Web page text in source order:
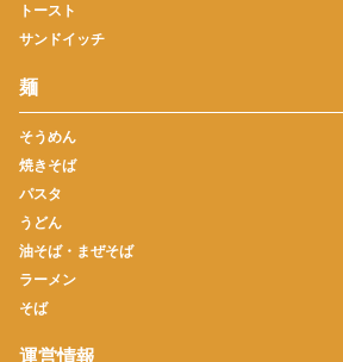
トースト
サンドイッチ
麺
そうめん
焼きそば
パスタ
うどん
油そば・まぜそば
ラーメン
そば
運営情報